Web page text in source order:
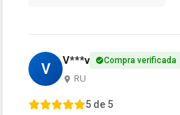
V V***v Compra verificada
RU
5 de 5